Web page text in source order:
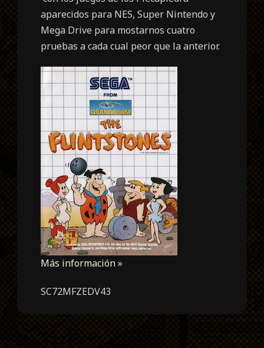
aparecidos para NES, Super Nintendo y
Mega Drive para mostarnos cuatro
pruebas a cada cual peor que la anterior.
Más información »
SC72MFZEDV43